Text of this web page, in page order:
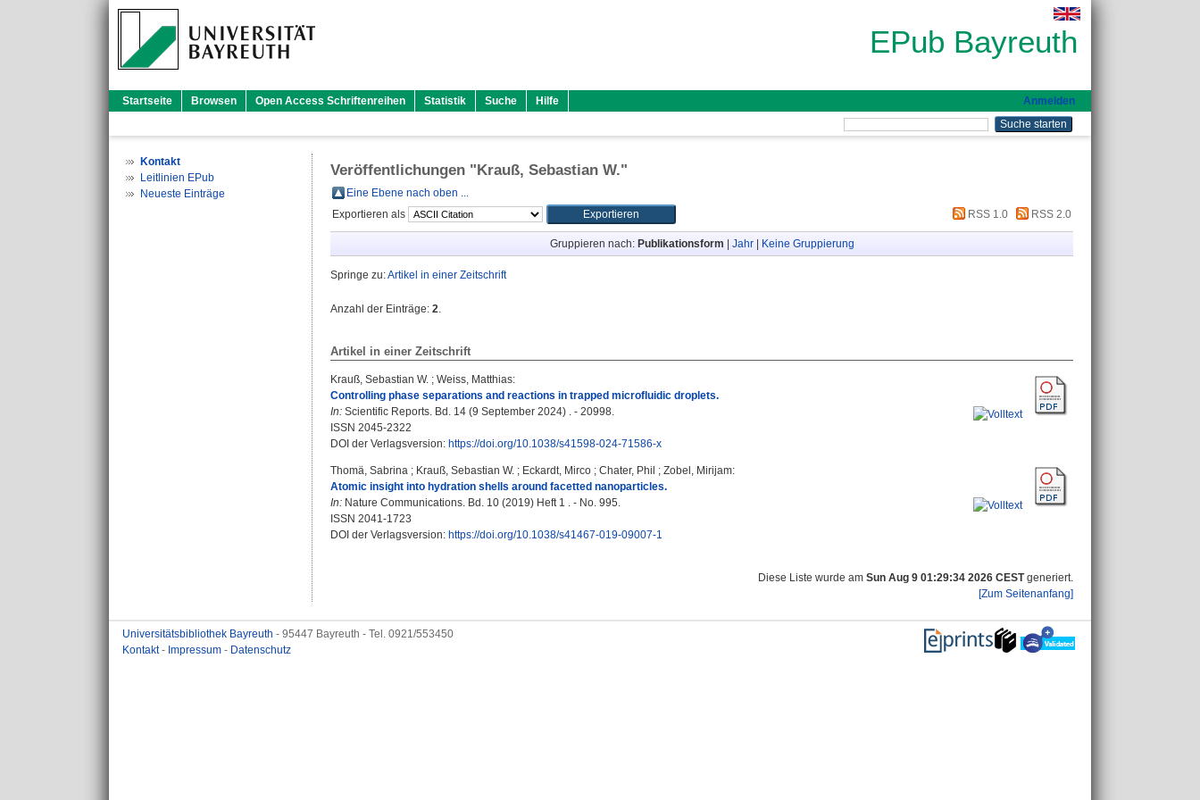
EPub Bayreuth
Startseite Browsen Open Access Schriftenreihen Statistik Suche Hilfe Anmelden
Kontakt
Leitlinien EPub
Neueste Einträge
Veröffentlichungen "Krauß, Sebastian W."
Eine Ebene nach oben ...
Exportieren als
RSS 1.0 RSS 2.0
Gruppieren nach: Publikationsform Jahr| Keine Gruppierung
Springe zu:Artikel in einer Zeitschrift
Anzahl der Einträge: 2.
Artikel in einer Zeitschrift
Krauß, Sebastian W. ; Weiss, Matthias:
Controlling phase separations and reactions in trapped microfluidic droplets.
In: Scientific Reports. Bd. 14 (9 September 2024) . - 20998.
ISSN 2045-2322
DOI der Verlagsversion: https://doi.org/10.1038/s41598-024-71586-x
Thomä, Sabrina ; Krauß, Sebastian W. ; Eckardt, Mirco ; Chater, Phil ; Zobel, Mirijam:
Atomic insight into hydration shells around facetted nanoparticles.
In: Nature Communications. Bd. 10 (2019) Heft 1 . - No. 995.
ISSN 2041-1723
DOI der Verlagsversion: https://doi.org/10.1038/s41467-019-09007-1
Diese Liste wurde am Sun Aug 9 01:29:34 2026 CESTgeneriert.
[Zum Seitenanfang]
Universitätsbibliothek Bayreuth - 95447 Bayreuth - Tel. 0921/553450
Kontakt- Impressum - Datenschutz